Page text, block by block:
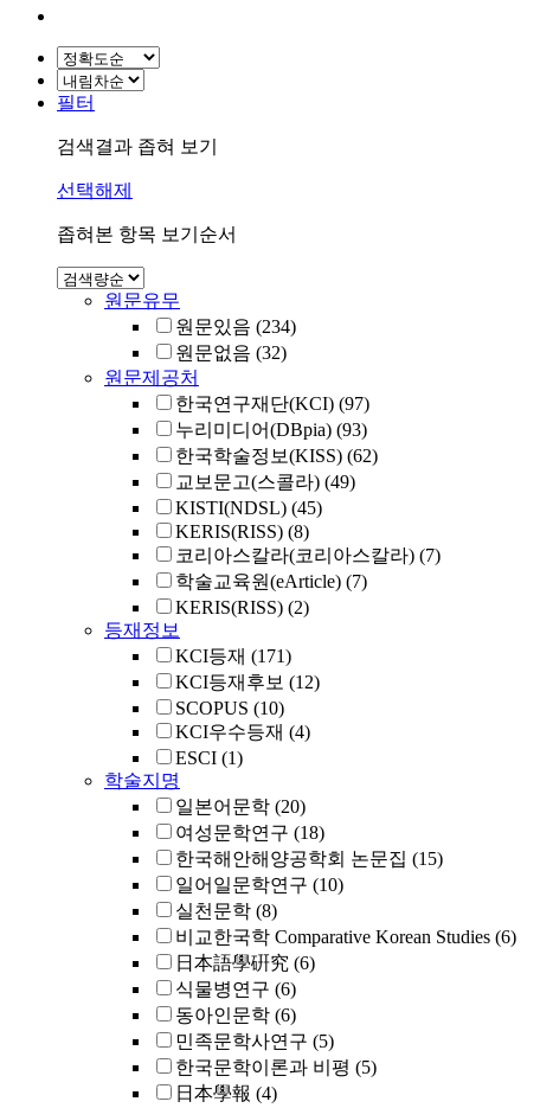
필터
검색결과 좁혀 보기
선택해제
좁혀본 항목 보기순서
원문유무
원문있음 (234)
원문없음 (32)
원문제공처
한국연구재단(KCI) (97)
누리미디어(DBpia) (93)
한국학술정보(KISS) (62)
교보문고(스콜라) (49)
KISTI(NDSL) (45)
KERIS(RISS) (8)
코리아스칼라(코리아스칼라) (7)
학술교육원(eArticle) (7)
KERIS(RISS) (2)
등재정보
KCI등재 (171)
KCI등재후보 (12)
SCOPUS (10)
KCI우수등재 (4)
ESCI (1)
학술지명
일본어문학 (20)
여성문학연구 (18)
한국해안해양공학회 논문집 (15)
일어일문학연구 (10)
실천문학 (8)
비교한국학 Comparative Korean Studies (6)
日本語學硏究 (6)
식물병연구 (6)
동아인문학 (6)
민족문학사연구 (5)
한국문학이론과 비평 (5)
日本學報 (4)